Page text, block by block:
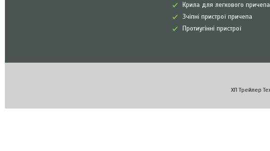
Крила для легкового причепа
Зчіпні пристрої причепа
Протиугінні пристрої